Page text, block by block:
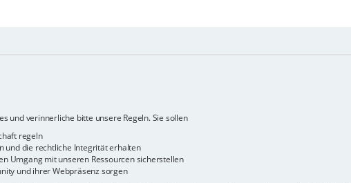
und verinnerliche bitte unsere Regeln. Sie sollen
regeln
und die rechtliche Integrität erhalten
Umgang mit unseren Ressourcen sicherstellen
und ihrer Webpräsenz sorgen